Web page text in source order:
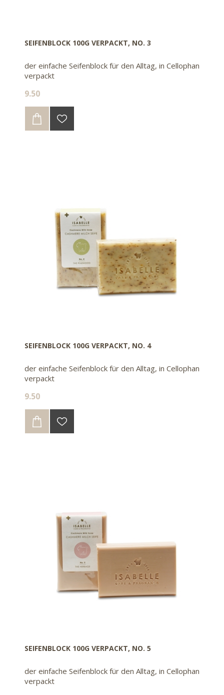
SEIFENBLOCK 100G VERPACKT, NO. 3
der einfache Seifenblock für den Alltag, in Cellophan
verpackt
9.50
SEIFENBLOCK 100G VERPACKT, NO. 4
der einfache Seifenblock für den Alltag, in Cellophan
verpackt
9.50
SEIFENBLOCK 100G VERPACKT, NO. 5
der einfache Seifenblock für den Alltag, in Cellophan
verpackt